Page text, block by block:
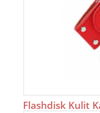
Flashdisk Kulit